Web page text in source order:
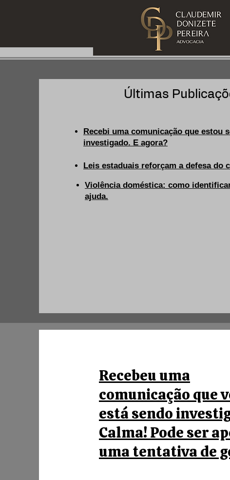
Últimas
Recebi uma comunicação que estou
investigado. E agora?
Leis estaduais reforçam a defesa do
Violência doméstica: como
ajuda.
Recebeu uma
comunicação que
está sendo
Calma! Pode ser
uma tentativa de